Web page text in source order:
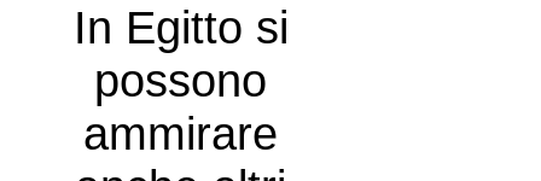
In Egitto si
possono
ammirare